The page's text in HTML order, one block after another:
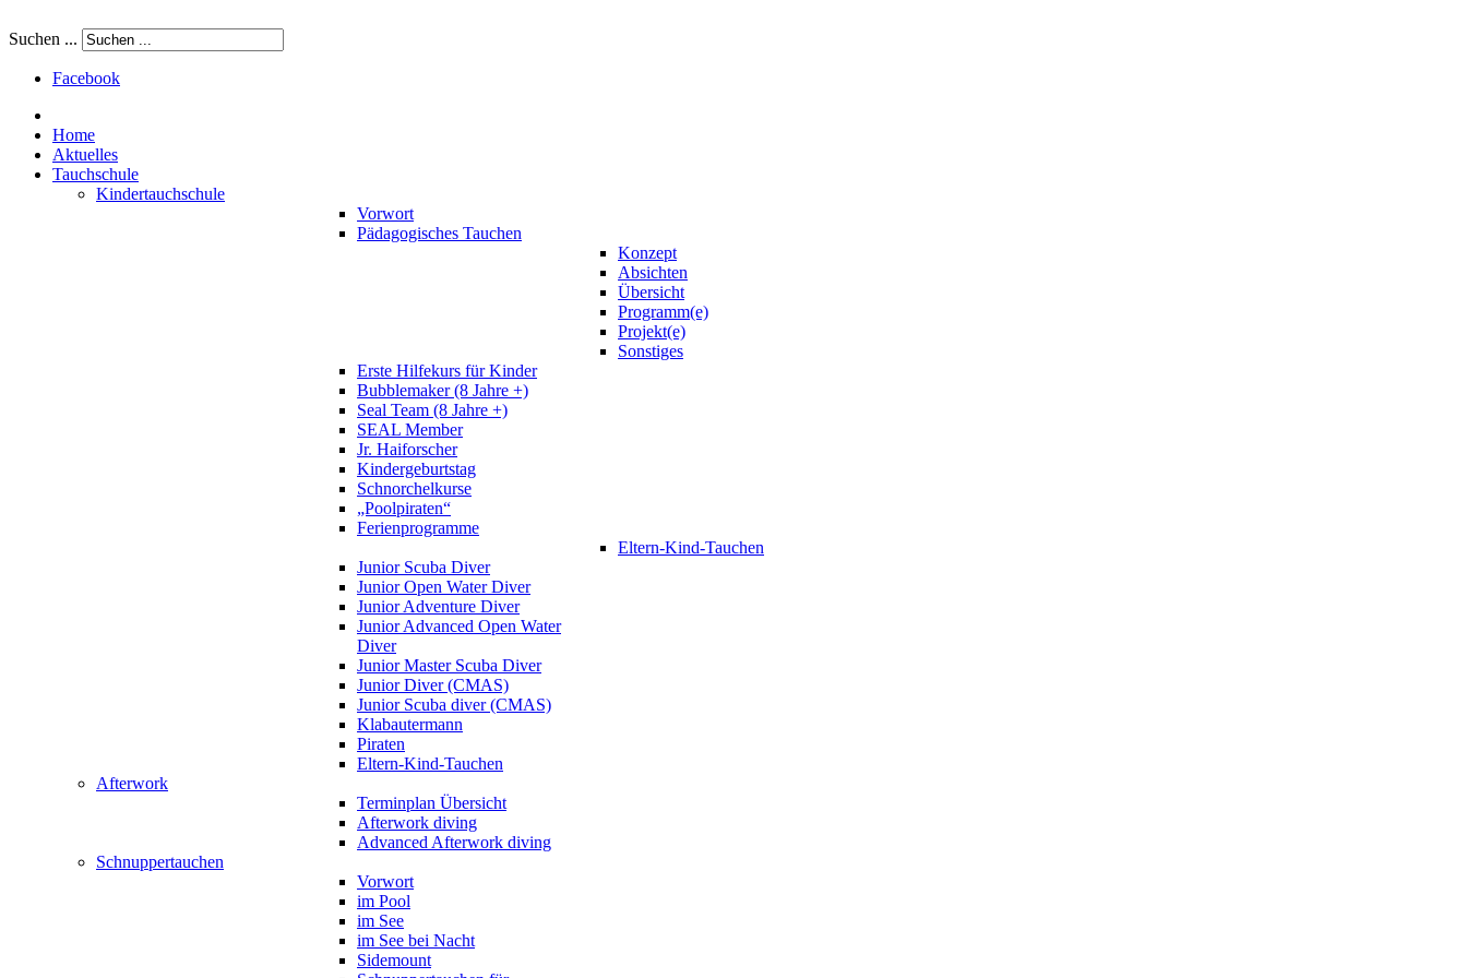
Suchen ...
Facebook
Home
Aktuelles
Tauchschule
Kindertauchschule
Vorwort
Pädagogisches Tauchen
Konzept
Absichten
Übersicht
Programm(e)
Projekt(e)
Sonstiges
Erste Hilfekurs für Kinder
Bubblemaker (8 Jahre +)
Seal Team (8 Jahre +)
SEAL Member
Jr. Haiforscher
Kindergeburtstag
Schnorchelkurse
„Poolpiraten“
Ferienprogramme
Eltern-Kind-Tauchen
Junior Scuba Diver
Junior Open Water Diver
Junior Adventure Diver
Junior Advanced Open Water
Diver
Junior Master Scuba Diver
Junior Diver (CMAS)
Junior Scuba diver (CMAS)
Klabautermann
Piraten
Eltern-Kind-Tauchen
Afterwork
Terminplan Übersicht
Afterwork diving
Advanced Afterwork diving
Schnuppertauchen
Vorwort
im Pool
im See
im See bei Nacht
Sidemount